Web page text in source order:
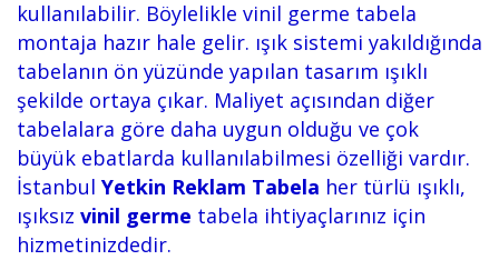
kullanılabilir. Böylelikle vinil germe tabela
montaja hazır hale gelir. ışık sistemi yakıldığında
tabelanın ön yüzünde yapılan tasarım ışıklı
şekilde ortaya çıkar. Maliyet açısından diğer
tabelalara göre daha uygun olduğu ve çok
büyük ebatlarda kullanılabilmesi özelliği vardır.
İstanbul Yetkin Reklam Tabela her türlü ışıklı,
ışıksız vinil germe tabela ihtiyaçlarınız için
hizmetinizdedir.